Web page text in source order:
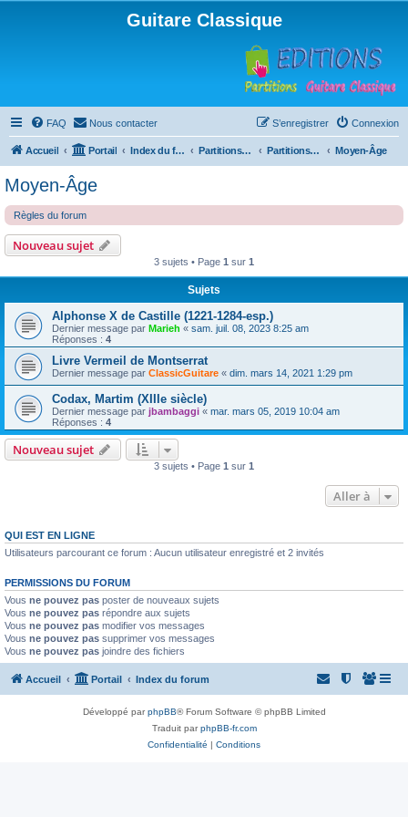
Guitare Classique
FAQ Nous contacter Connexion
S’enregistrer
Accueil Portail Index du forum Partitions pour guitare en libre téléchargement Partitions classées par compositeur Moyen-Âge
Moyen-Âge
Règles du forum
Nouveau sujet
3 sujets • Page 1 sur 1
Sujets
Alphonse X de Castille (1221-1284-esp.)
Dernier message par Marieh « sam. juil. 08, 2023 8:25 am
Réponses : 4
Livre Vermeil de Montserrat
Dernier message par ClassicGuitare « dim. mars 14, 2021 1:29 pm
Codax, Martim (XIIIe siècle)
Dernier message par jbambaggi « mar. mars 05, 2019 10:04 am
Réponses : 4
Nouveau sujet
3 sujets • Page 1 sur 1
Aller à
QUI EST EN LIGNE
Utilisateurs parcourant ce forum : Aucun utilisateur enregistré et 2 invités
PERMISSIONS DU FORUM
Vous ne pouvez pas poster de nouveaux sujets
Vous ne pouvez pas répondre aux sujets
Vous ne pouvez pas modifier vos messages
Vous ne pouvez pas supprimer vos messages
Vous ne pouvez pas joindre des fichiers
Accueil Portail Index du forum
Développé parphpBB® Forum Software © phpBB Limited
Traduit parphpBB-fr.com
Confidentialité | Conditions